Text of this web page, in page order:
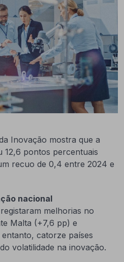
Inovação mostra que a
12,6 pontos percentuais
recuo de 0,4 entre 2024 e
nacional
melhorias no
Malta (+7,6 pp) e
catorze países
volatilidade na inovação.